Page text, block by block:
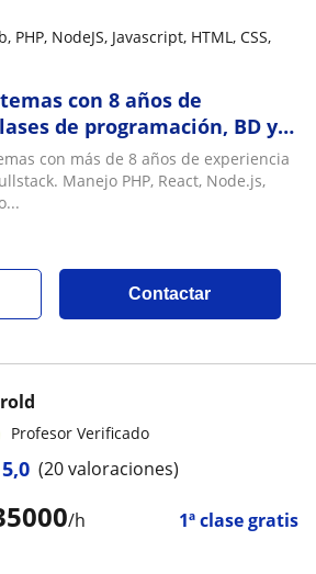
PHP, NodeJS, Javascript, HTML, CSS,
con 8 años de
de programación, BD y
onlinecon más de 8 años de experiencia
Manejo PHP, React, Node.js,
Contactar
/h 1ª clase gratis
Profesor Verificado
5,0 (20 valoraciones)